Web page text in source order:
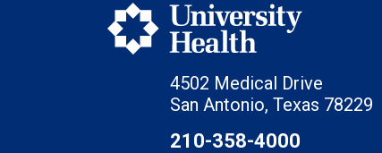
4502 Medical Drive
San Antonio, Texas 78229
210-358-4000